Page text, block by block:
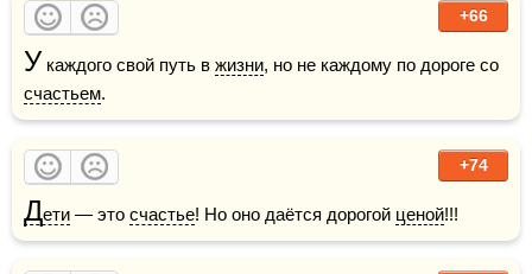
+66
У каждого свой путь в жизни
счастьем.
+74
Дети — это счастье! Но оно даётся дорогой ценой!!!